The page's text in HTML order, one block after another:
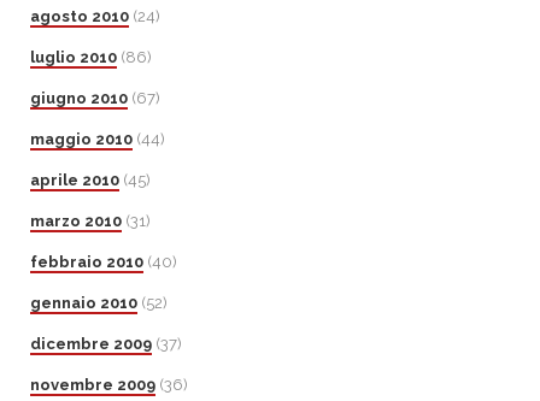
agosto 2010 (24)
luglio 2010 (86)
giugno 2010 (67)
maggio 2010 (44)
aprile 2010 (45)
marzo 2010 (31)
febbraio 2010 (40)
gennaio 2010 (52)
dicembre 2009 (37)
novembre 2009 (36)